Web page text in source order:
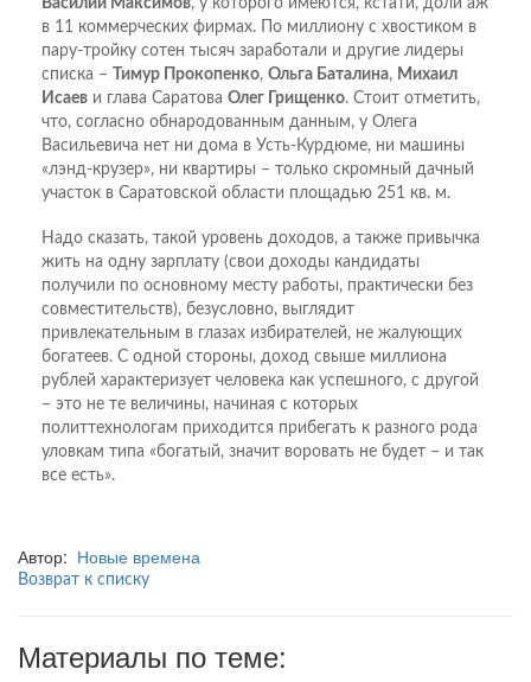
Василий Максимов, у которого имеются, кстати, доли аж
в 11 коммерческих фирмах. По миллиону с хвостиком в
пару-тройку сотен тысяч заработали и другие лидеры
списка –
Тимур Прокопенко, Ольга Баталина, Михаил
Исаев и глава Саратова Олег Грищенко. Стоит отметить,
что, согласно обнародованным данным, у Олега
Васильевича нет ни дома в Усть-Курдюме, ни машины
«лэнд-крузер», ни квартиры – только скромный дачный
участок в Саратовской области площадью 251 кв. м.
Надо сказать, такой уровень доходов, а также привычка
жить на одну зарплату (свои доходы кандидаты
получили по основному месту работы, практически без
совместительств), безусловно, выглядит
привлекательным в глазах избирателей, не жалующих
богатеев. С одной стороны, доход свыше миллиона
рублей характеризует человека как успешного, с другой
– это не те величины, начиная с которых
политтехнологам приходится прибегать к разного рода
уловкам типа «богатый, значит воровать не будет – и так
все есть».
Автор: Новые времена
Возврат к списку
Материалы по теме: